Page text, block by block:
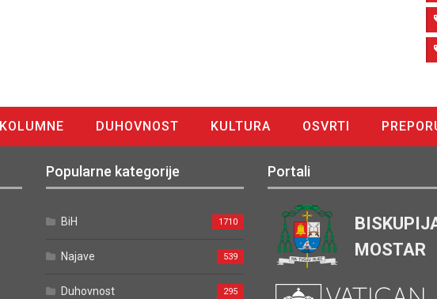
KOLUMNE DUHOVNOST KULTURA OSVRTI
Popularne kategorije
BiH 1710
Najave 539
Duhovnost 295
Portali
MOSTAR